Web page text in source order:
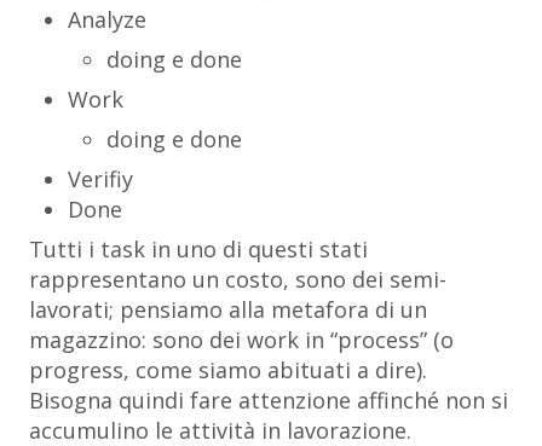
Analyze
doing e done
Work
doing e done
Verifiy
Done
Tutti i task in uno di questi stati
rappresentano un costo, sono dei semi-
lavorati; pensiamo alla metafora di un
magazzino: sono dei work in “process” (o
progress, come siamo abituati a dire).
Bisogna quindi fare attenzione affinché non si
accumulino le attività in lavorazione.